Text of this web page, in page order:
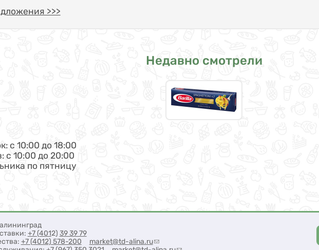
>>>
Недавно смотрели
с 10:00 до 18:00
с 10:00 до 20:00
по пятницу
+7 (4012) 39 39 79
+7 (4012) 578-200 market@td-alina.ru(link sends e-mail)